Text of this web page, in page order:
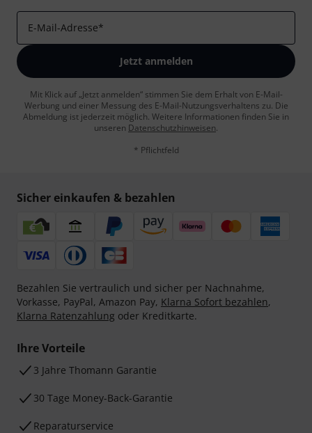
E-Mail-Adresse*
Jetzt anmelden
Mit Klick auf „Jetzt anmelden“ stimmen Sie dem Erhalt von E-Mail-
Werbung und einer Messung des E-Mail-Nutzungsverhaltens zu. Die
Abmeldung ist jederzeit möglich. Weitere Informationen finden Sie in
unseren Datenschutzhinweisen.
* Pflichtfeld
Sicher einkaufen & bezahlen
Bezahlen Sie vertraulich und sicher per Nachnahme,
Vorkasse, PayPal, Amazon Pay, Klarna Sofort bezahlen,
Klarna Ratenzahlung oder Kreditkarte.
Ihre Vorteile
3 Jahre Thomann Garantie
30 Tage Money-Back-Garantie
Reparaturservice